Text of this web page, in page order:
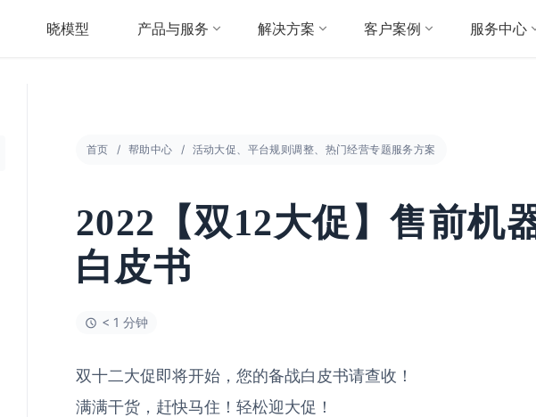
晓模型 产品与服务 解决方案 客户案例 服务中心
首页 帮助中心 活动大促、平台规则调整、热门经营专题服务方案
2022【双12大促】售前机
白皮书
< 1 分钟
双十二大促即将开始，您的备战白皮书请查收！
满满干货，赶快马住！轻松迎大促！